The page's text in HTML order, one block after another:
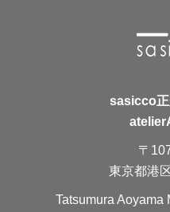
sasicco
〒
東京都港
Tatsumura